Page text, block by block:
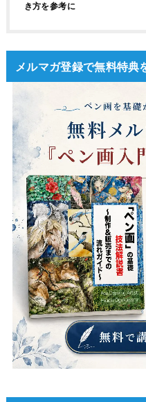
き方を参考に
メルマガ登録で無料特典